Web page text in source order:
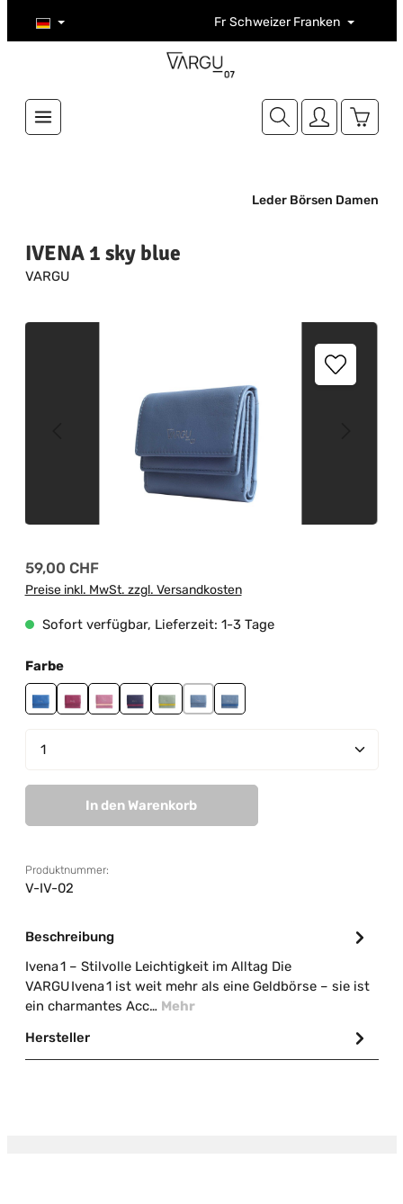
Zum Hauptinhalt springen Fr Schweizer Franken
Leder Börsen Damen
IVENA 1 sky blue
VARGU
Bildergalerie überspringen
Regulärer Preis:
59,00 CHF
Preise inkl. MwSt. zzgl. Versandkosten
Sofort verfügbar, Lieferzeit: 1-3 Tage
Farbeauswählen
blue cranberrymauve-light pink
purple-cranberry
sage green-lime green
sky bluesky blue-blue
Produkt Anzahl: Gib den gewünschten Wert ein
In den Warenkorb
Produktnummer:
V-IV-02
Beschreibung
Ivena 1 – Stilvolle Leichtigkeit im Alltag Die
VARGU Ivena 1 ist weit mehr als eine Geldbörse – sie ist
ein charmantes Acc… Mehr
Hersteller